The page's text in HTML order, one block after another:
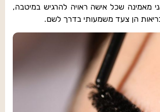
מאמינה שכל אישה ראויה להרגיש במיטבה,
הן צעד משמעותי בדרך לשם.